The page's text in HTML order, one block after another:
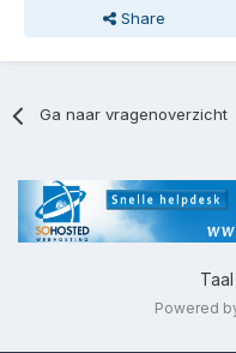
Share
Ga naar vragenoverzicht
Taal
Powered